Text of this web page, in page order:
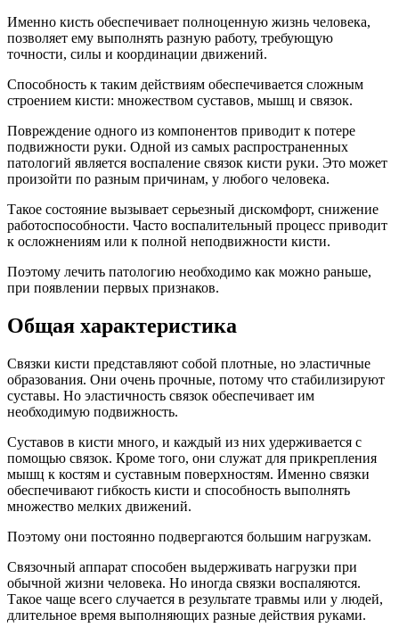
Именно кисть обеспечивает полноценную жизнь человека,
позволяет ему выполнять разную работу, требующую
точности, силы и координации движений.
Способность к таким действиям обеспечивается сложным
строением кисти: множеством суставов, мышц и связок.
Повреждение одного из компонентов приводит к потере
подвижности руки. Одной из самых распространенных
патологий является воспаление связок кисти руки. Это может
произойти по разным причинам, у любого человека.
Такое состояние вызывает серьезный дискомфорт, снижение
работоспособности. Часто воспалительный процесс приводит
к осложнениям или к полной неподвижности кисти.
Поэтому лечить патологию необходимо как можно раньше,
при появлении первых признаков.
Общая характеристика
Связки кисти представляют собой плотные, но эластичные
образования. Они очень прочные, потому что стабилизируют
суставы. Но эластичность связок обеспечивает им
необходимую подвижность.
Суставов в кисти много, и каждый из них удерживается с
помощью связок. Кроме того, они служат для прикрепления
мышц к костям и суставным поверхностям. Именно связки
обеспечивают гибкость кисти и способность выполнять
множество мелких движений.
Поэтому они постоянно подвергаются большим нагрузкам.
Связочный аппарат способен выдерживать нагрузки при
обычной жизни человека. Но иногда связки воспаляются.
Такое чаще всего случается в результате травмы или у людей,
длительное время выполняющих разные действия руками.